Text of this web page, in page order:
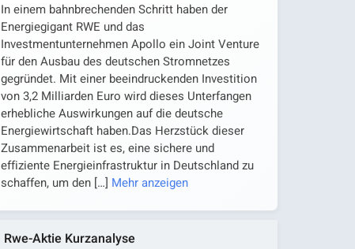
In einem bahnbrechenden Schritt haben der
Energiegigant RWE und das
Investmentunternehmen Apollo ein Joint Venture
für den Ausbau des deutschen Stromnetzes
gegründet. Mit einer beeindruckenden Investition
von 3,2 Milliarden Euro wird dieses Unterfangen
erhebliche Auswirkungen auf die deutsche
Energiewirtschaft haben.Das Herzstück dieser
Zusammenarbeit ist es, eine sichere und
effiziente Energieinfrastruktur in Deutschland zu
schaffen, um den […] Mehr anzeigen
Rwe-Aktie Kurzanalyse